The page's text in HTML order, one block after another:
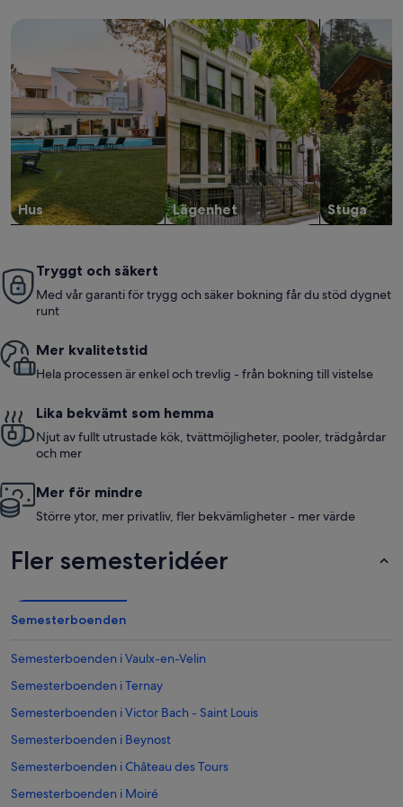
Hus Lägenhet
Sök bland lägenheter
Stuga
sök efter
Tryggt och säkert
Med vår garanti för trygg och säker bokning får du stöd dygnet
runt
Mer kvalitetstid
Hela processen är enkel och trevlig - från bokning till vistelse
Lika bekvämt som hemma
Njut av fullt utrustade kök, tvättmöjligheter, pooler, trädgårdar
och mer
Mer för mindre
Större ytor, mer privatliv, fler bekvämligheter - mer värde
Fler semesteridéer
Semesterboenden
Semesterboenden i Vaulx-en-Velin
Semesterboenden i Ternay
Semesterboenden i Victor Bach - Saint Louis
Semesterboenden i Beynost
Semesterboenden i Château des Tours
Semesterboenden i Moiré